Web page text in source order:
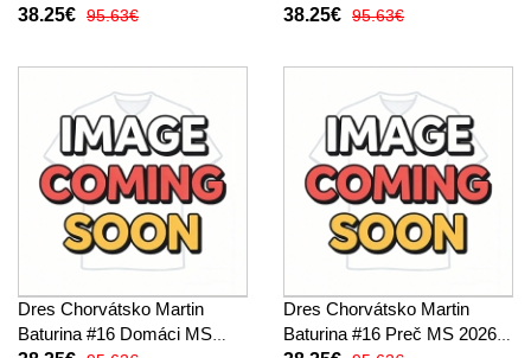
2026 Krátky Rukáv
38.25€ 95.63€
Krátky Rukáv
38.25€ 95.63€
Dres Chorvátsko Martin
Baturina #16 Domáci MS
Dres Chorvátsko Martin
Baturina #16 Preč MS 2026